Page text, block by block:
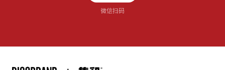
微信扫码